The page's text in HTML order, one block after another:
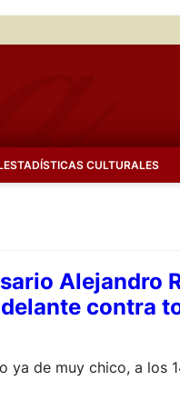
ESTADÍSTICAS CULTURALES
Alejandro
contra
ya de muy chico, a los